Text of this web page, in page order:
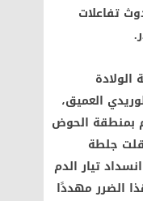
تفاعلات
العميق،
بمنطقة الحوض
جلطة
تيار الدم
الضرر مهددًا